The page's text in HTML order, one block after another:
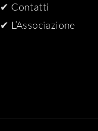
✔ Contatti
✔ L’Associazione